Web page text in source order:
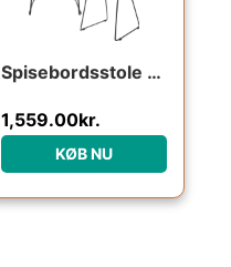
Spisebordsstole sæt 2 WOOOD Wings natur polyester-rattan & sort pulverlakeret stål
1,559.00kr.
KØB NU